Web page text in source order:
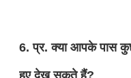
6. प्र. क्या आपके पास
हुए देख सकते हैं?